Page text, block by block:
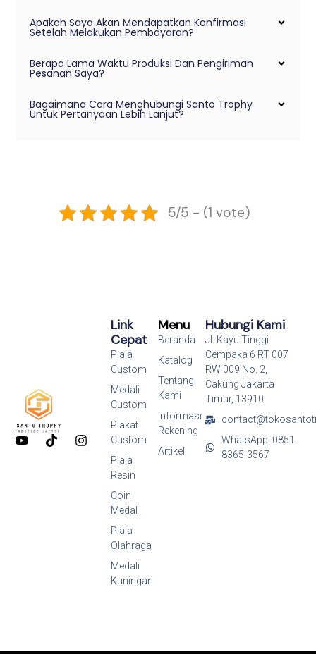
Apakah Saya Akan Mendapatkan Konfirmasi
Setelah Melakukan Pembayaran?
Berapa Lama Waktu Produksi Dan Pengiriman
Pesanan Saya?
Bagaimana Cara Menghubungi Santo Trophy
Untuk Pertanyaan Lebih Lanjut?
5/5 - (1 vote)
Y T
i
I
Menu
Beranda
Katalog
Tentang
Kami
Informasi
Rekening
Artikel
Link
Cepat
Piala
Custom
Medali
Custom
Plakat
Custom
Piala
Resin
Coin
Medal
Piala
Olahraga
Medali
Kuningan
Hubungi Kami
Jl. Kayu Tinggi
Cempaka 6 RT 007
RW 009 No. 2,
Cakung Jakarta
Timur, 13910
WhatsApp: 0851-
8365-3567